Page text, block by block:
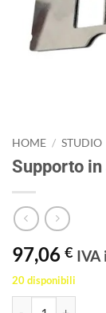
HOME / STUDIO
Supporto in
97,06 € IVA
20 disponibili